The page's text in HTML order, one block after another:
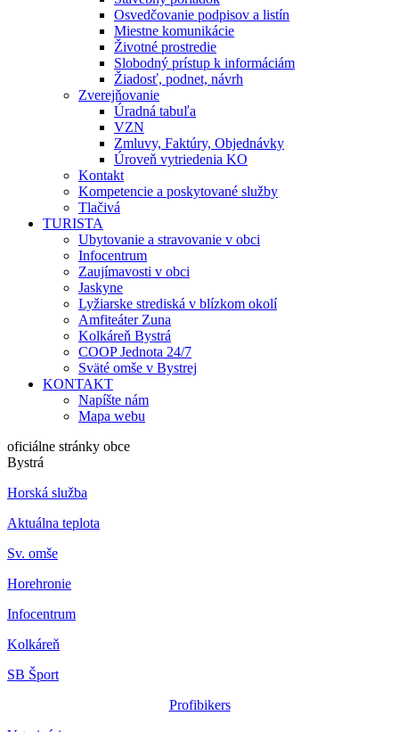
Osvedčovanie podpisov a listín
Miestne komunikácie
Životné prostredie
Slobodný prístup k informáciám
Žiadosť, podnet, návrh
Zverejňovanie
Úradná tabuľa
VZN
Zmluvy, Faktúry, Objednávky
Úroveň vytriedenia KO
Kontakt
Kompetencie a poskytované služby
Tlačivá
TURISTA
Ubytovanie a stravovanie v obci
Infocentrum
Zaujímavosti v obci
Jaskyne
Lyžiarske strediská v blízkom okolí
Amfiteáter Zuna
Kolkáreň Bystrá
COOP Jednota 24/7
Sväté omše v Bystrej
KONTAKT
Napíšte nám
Mapa webu
oficiálne stránky obce
Bystrá
Horská služba
Aktuálna teplota
Sv. omše
Horehronie
Infocentrum
Kolkáreň
SB Šport
Profibikers